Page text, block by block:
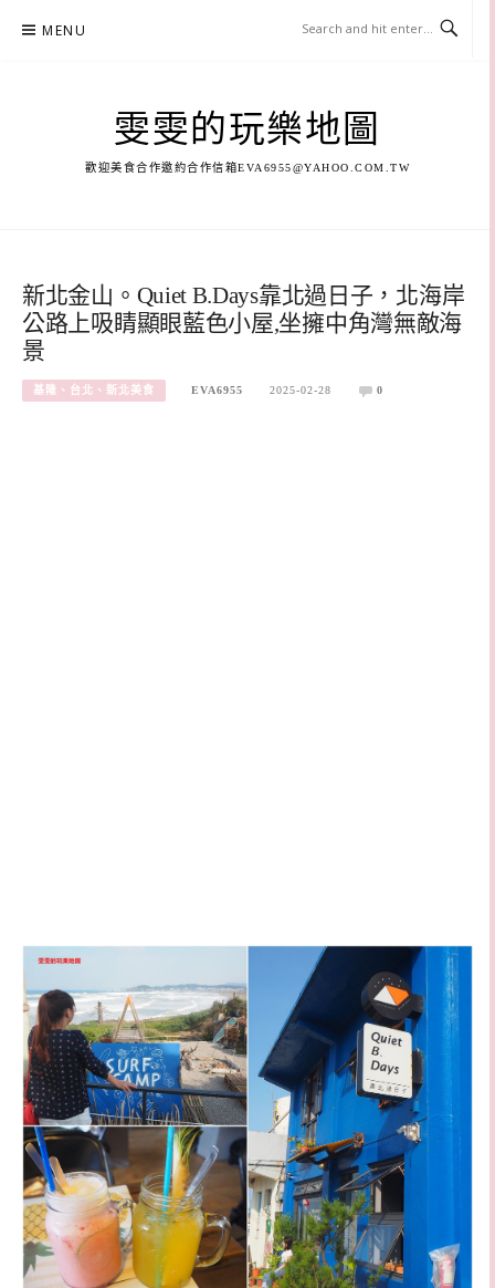
MENU
雯雯的玩樂地圖
歡迎美食合作邀約合作信箱EVA6955@YAHOO.COM.TW
新北金山。Quiet B.Days靠北過日子，北海岸
公路上吸睛顯眼藍色小屋,坐擁中角灣無敵海
景
基隆、台北、新北美食 EVA6955 2025-02-28 0